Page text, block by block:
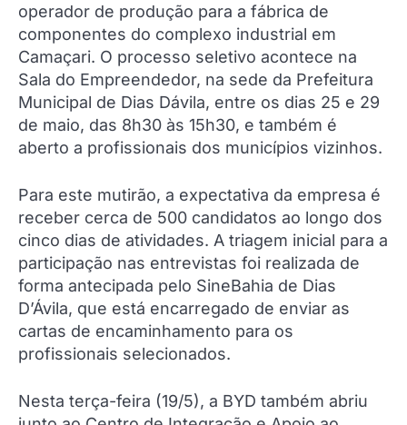
operador de produção para a fábrica de
componentes do complexo industrial em
Camaçari. O processo seletivo acontece na
Sala do Empreendedor, na sede da Prefeitura
Municipal de Dias Dávila, entre os dias 25 e 29
de maio, das 8h30 às 15h30, e também é
aberto a profissionais dos municípios vizinhos.
Para este mutirão, a expectativa da empresa é
receber cerca de 500 candidatos ao longo dos
cinco dias de atividades. A triagem inicial para a
participação nas entrevistas foi realizada de
forma antecipada pelo SineBahia de Dias
D’Ávila, que está encarregado de enviar as
cartas de encaminhamento para os
profissionais selecionados.
Nesta terça-feira (19/5), a BYD também abriu